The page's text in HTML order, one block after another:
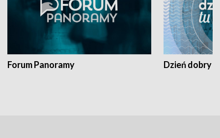
Forum Panoramy Dzień dobry